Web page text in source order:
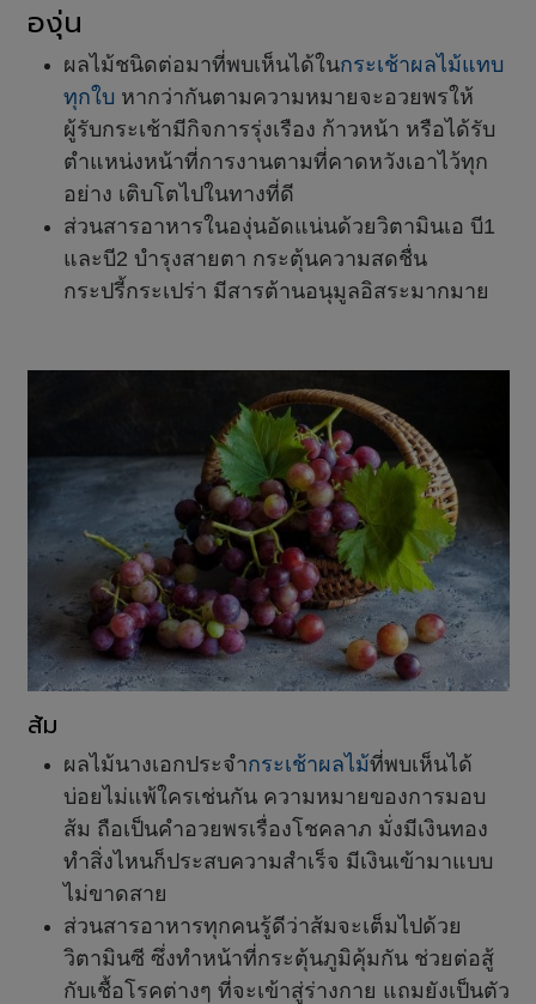
องุ่น
ผลไม้ชนิดต่อมาที่พบเห็นได้ในกระเช้าผลไม้แทบ
ทุกใบ หากว่ากันตามความหมายจะอวยพรให้
ผู้รับกระเช้ามีกิจการรุ่งเรือง ก้าวหน้า หรือได้รับ
ตำแหน่งหน้าที่การงานตามที่คาดหวังเอาไว้ทุก
อย่าง เติบโตไปในทางที่ดี
ส่วนสารอาหารในองุ่นอัดแน่นด้วยวิตามินเอ บี1
และบี2 บำรุงสายตา กระตุ้นความสดชื่น
กระปรี้กระเปร่า มีสารต้านอนุมูลอิสระมากมาย
ส้ม
ผลไม้นางเอกประจำกระเช้าผลไม้ที่พบเห็นได้
บ่อยไม่แพ้ใครเช่นกัน ความหมายของการมอบ
ส้ม ถือเป็นคำอวยพรเรื่องโชคลาภ มั่งมีเงินทอง
ทำสิ่งไหนก็ประสบความสำเร็จ มีเงินเข้ามาแบบ
ไม่ขาดสาย
ส่วนสารอาหารทุกคนรู้ดีว่าส้มจะเต็มไปด้วย
วิตามินซี ซึ่งทำหน้าที่กระตุ้นภูมิคุ้มกัน ช่วยต่อสู้
กับเชื้อโรคต่างๆ ที่จะเข้าสู่ร่างกาย แถมยังเป็นตัว